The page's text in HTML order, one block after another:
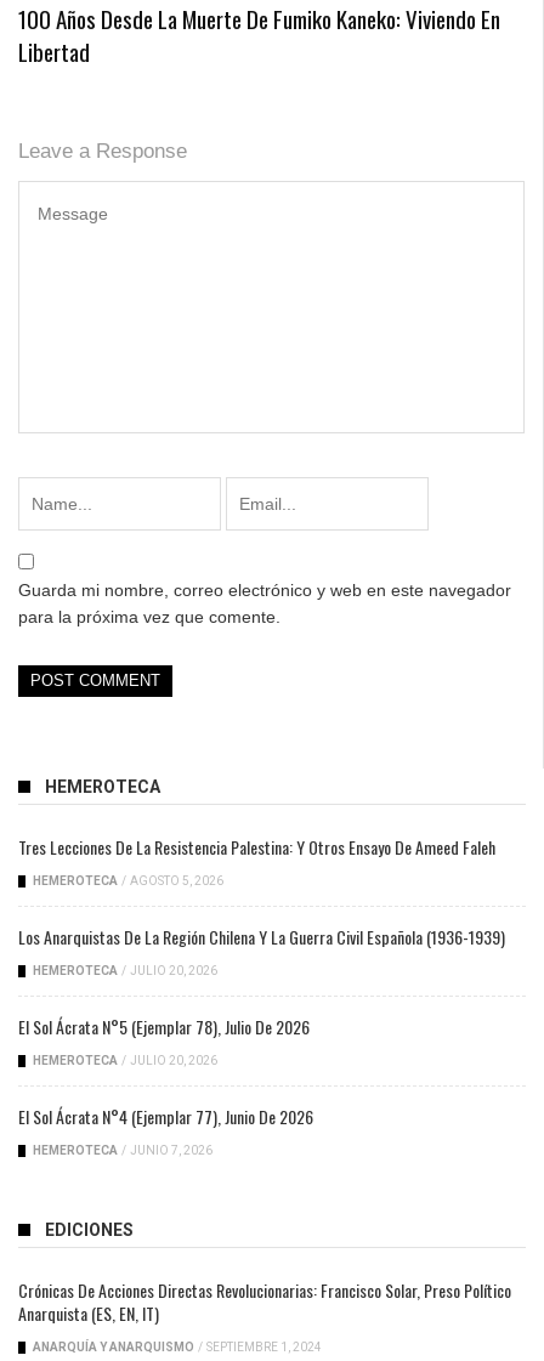
100 Años Desde La Muerte De Fumiko Kaneko: Viviendo En
Libertad
Leave a Response
Guarda mi nombre, correo electrónico y web en este navegador
para la próxima vez que comente.
HEMEROTECA
Tres Lecciones De La Resistencia Palestina: Y Otros Ensayo De Ameed Faleh
HEMEROTECA / AGOSTO 5, 2026
Los Anarquistas De La Región Chilena Y La Guerra Civil Española (1936-1939)
HEMEROTECA / JULIO 20, 2026
El Sol Ácrata N°5 (ejemplar 78), Julio De 2026
HEMEROTECA / JULIO 20, 2026
El Sol Ácrata N°4 (ejemplar 77), Junio De 2026
HEMEROTECA / JUNIO 7, 2026
EDICIONES
Crónicas De Acciones Directas Revolucionarias: Francisco Solar, Preso Político
Anarquista (ES, EN, IT)
ANARQUÍA Y ANARQUISMO / SEPTIEMBRE 1, 2024